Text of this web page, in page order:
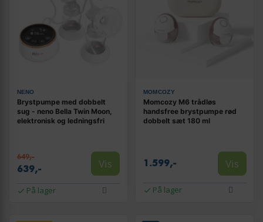
NENO
Brystpumpe med dobbelt
sug - neno Bella Twin Moon,
elektronisk og ledningsfri
649,-
639,- Vis
På lager
MOMCOZY
Momcozy M6 trådløs
handsfree brystpumpe rød
dobbelt sæt 180 ml
1.599,- Vis
På lager